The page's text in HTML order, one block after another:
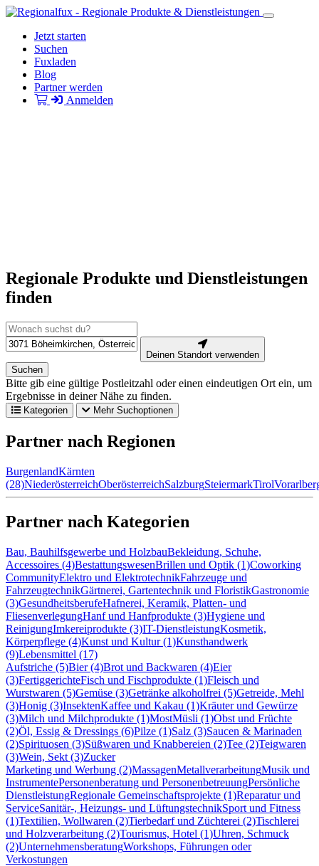
Jetzt starten
Suchen
Fuxladen
Blog
Partner werden
Anmelden
Regionale Produkte und Dienstleistungen
finden
Deinen Standort verwenden
Suchen
Bitte gib eine gültige Postleitzahl oder einen eindeutigen Ort ein, um
Ergebnisse in deiner Nähe zu finden.
Kategorien Mehr Suchoptionen
Partner nach Regionen
BurgenlandKärnten
(28)NiederösterreichOberösterreichSalzburgSteiermarkTirol
Partner nach Kategorien
Bau, Bauhilfsgewerbe und HolzbauBekleidung, Schuhe,
Accessoires (4)BestattungswesenBrillen und Optik (1)Coworking
CommunityElektro und ElektrotechnikFahrzeuge und
FahrzeugtechnikGärtnerei, Gartentechnik und FloristikGastronomie
(3)GesundheitsberufeHafnerei, Keramik, Platten- und
FliesenverlegungHanf und Hanfprodukte (3)Hygiene und
ReinigungImkereiprodukte (3)IT-DienstleistungKosmetik,
Körperpflege (4)Kunst und Kultur (1)Kunsthandwerk
(9)Lebensmittel (17)
Aufstriche (5)Bier (4)Brot und Backwaren (4)Eier
(3)FertiggerichteFisch und Fischprodukte (1)Fleisch und
Wurstwaren (5)Gemüse (3)Getränke alkoholfrei (5)Getreide, Mehl
(3)Honig (3)InsektenKaffee und Kakau (1)Kräuter und Gewürze
(3)Milch und Milchprodukte (1)MostMüsli (1)Obst und Früchte
(2)Öl, Essig & Dressings (6)Pilze (1)Salz (3)Saucen & Marinaden
(2)Spirituosen (3)Süßwaren und Knabbereien (2)Tee (2)Teigwaren
(3)Wein, Sekt (3)Zucker
Marketing und Werbung (2)MassagenMetallverarbeitungMusik und
InstrumentePersonenberatung und PersonenbetreuungPersönliche
DienstleistungRegionale Gemeinschaftsprojekte (1)Reparatur und
ServiceSanitär-, Heizungs- und LüftungstechnikSport und Fitness
(1)Textilien, Wollwaren (2)Tierbedarf und Züchterei (2)Tischlerei
und Holzverarbeitung (2)Tourismus, Hotel (1)Uhren, Schmuck
(2)UnternehmensberatungWorkshops, Führungen oder
Verkostungen